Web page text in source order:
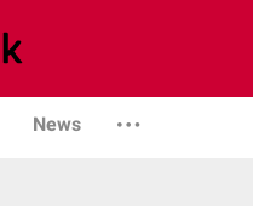
News